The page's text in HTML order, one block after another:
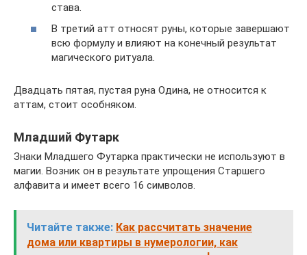
става.
В третий атт относят руны, которые завершают
всю формулу и влияют на конечный результат
магического ритуала.
Двадцать пятая, пустая руна Одина, не относится к
аттам, стоит особняком.
Младший Футарк
Знаки Младшего Футарка практически не используют в
магии. Возник он в результате упрощения Старшего
алфавита и имеет всего 16 символов.
Читайте также: Как рассчитать значение
дома или квартиры в нумерологии, как